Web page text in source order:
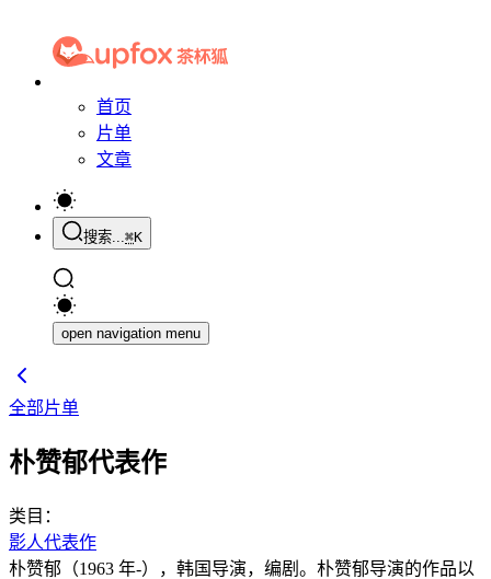
首页
片单
文章
搜索...⌘K
open navigation menu
全部片单
朴赞郁代表作
类目：
影人代表作
朴赞郁（1963 年-），韩国导演，编剧。朴赞郁导演的作品以